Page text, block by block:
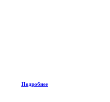
Подробнее